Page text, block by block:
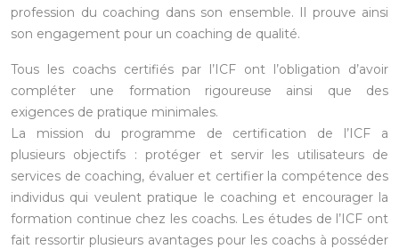
profession du coaching dans son ensemble. Il prouve ainsi
son engagement pour un coaching de qualité.
Tous les coachs certifiés par l’ICF ont l’obligation d’avoir
compléter une formation rigoureuse ainsi que des
exigences de pratique minimales.
La mission du programme de certification de l’ICF a
plusieurs objectifs : protéger et servir les utilisateurs de
services de coaching, évaluer et certifier la compétence des
individus qui veulent pratique le coaching et encourager la
formation continue chez les coachs. Les études de l’ICF ont
fait ressortir plusieurs avantages pour les coachs à posséder